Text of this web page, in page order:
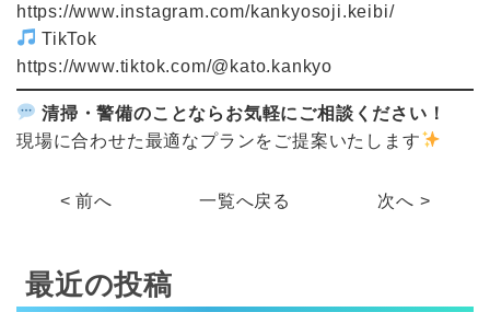
https://www.instagram.com/kankyosoji.keibi/
TikTok
https://www.tiktok.com/@kato.kankyo
清掃・警備のことならお気軽にご相談ください！
現場に合わせた最適なプランをご提案いたします
< 前へ 一覧へ戻る 次へ >
最近の投稿